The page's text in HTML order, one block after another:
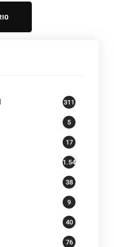
311
5
17
1.541
38
9
40
76